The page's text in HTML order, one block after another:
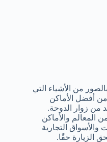
من الأشياء التي
من أفضل الأماكن
من زوار الدوحة.
المعالم والأماكن
والأسواق التجارية
الزيارة حقًا.